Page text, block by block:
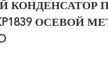
КОНДЕНСАТОР
MKP1839